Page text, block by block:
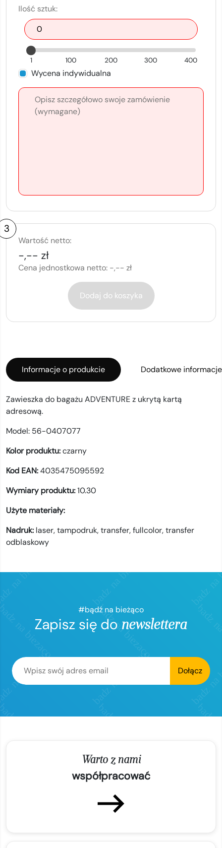
Ilość sztuk:
1 100 200 300 400
Wycena indywidualna
3
Wartość netto:
-,-- zł
Cena jednostkowa netto: -,-- zł
Dodaj do koszyka
Informacje o produkcie Dodatkowe informacje
Zawieszka do bagażu ADVENTURE z ukrytą kartą
adresową.
Model: 56-0407077
Kolor produktu:czarny
Kod EAN:4035475095592
Wymiary produktu:10.30
Użyte materiały:
Nadruk: laser,tampodruk,transfer,fullcolor,transfer
odblaskowy
#bądź na bieżąco
Zapisz się do newslettera
Dołącz
Warto z nami
współpracować